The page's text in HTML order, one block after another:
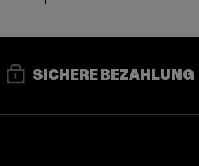
SICHERE BEZAHLUNG